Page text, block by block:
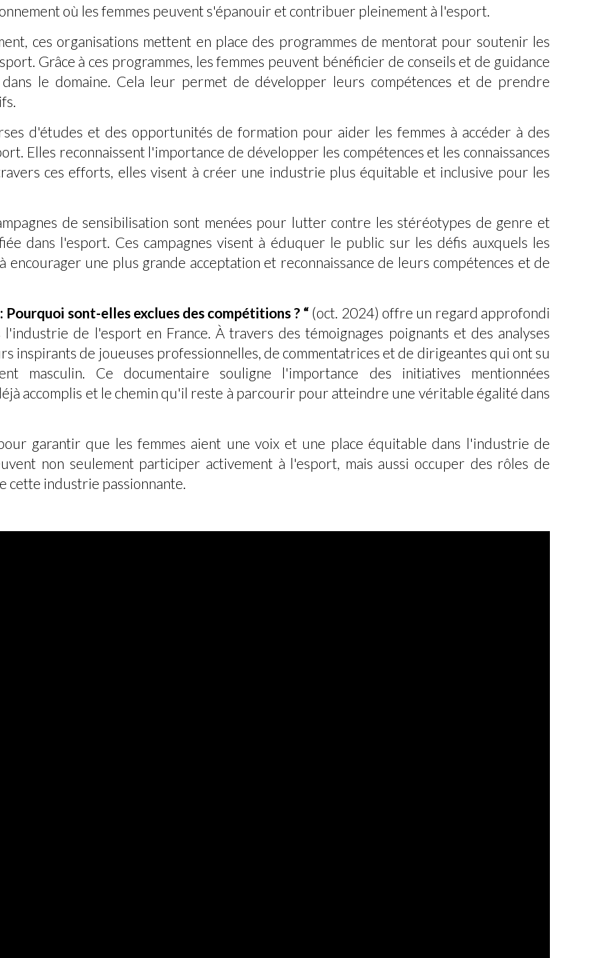
où les femmes peuvent s'épanouir et contribuer pleinement à l'esport.
ces organisations mettent en place des programmes de mentorat pour soutenir les
Grâce à ces programmes, les femmes peuvent bénéficier de conseils et de guidance
le domaine. Cela leur permet de développer leurs compétences et de prendre
d'études et des opportunités de formation pour aider les femmes à accéder à des
Elles reconnaissent l'importance de développer les compétences et les connaissances
ces efforts, elles visent à créer une industrie plus équitable et inclusive pour les
de sensibilisation sont menées pour lutter contre les stéréotypes de genre et
dans l'esport. Ces campagnes visent à éduquer le public sur les défis auxquels les
une plus grande acceptation et reconnaissance de leurs compétences et de
Pourquoi sont-elles exclues des compétitions ? “ (oct. 2024) offre un regard approfondi
de l'esport en France. À travers des témoignages poignants et des analyses
inspirants de joueuses professionnelles, de commentatrices et de dirigeantes qui ont su
masculin. Ce documentaire souligne l'importance des initiatives mentionnées
accomplis et le chemin qu'il reste à parcourir pour atteindre une véritable égalité dans
garantir que les femmes aient une voix et une place équitable dans l'industrie de
non seulement participer activement à l'esport, mais aussi occuper des rôles de
industrie passionnante.